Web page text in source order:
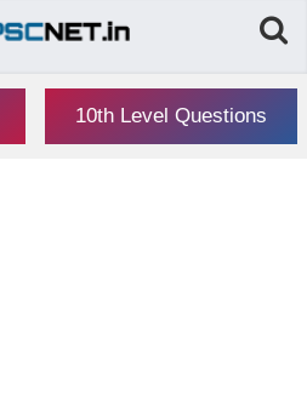
10th Level Questions